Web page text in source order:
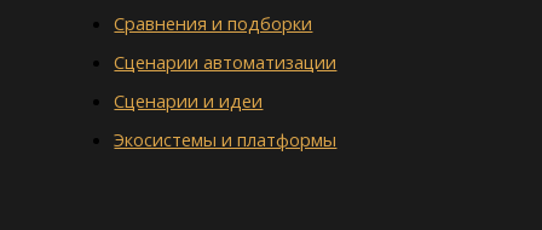
Сравнения и подборки
Сценарии автоматизации
Сценарии и идеи
Экосистемы и платформы